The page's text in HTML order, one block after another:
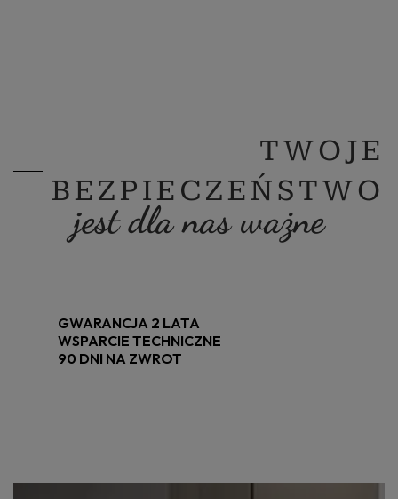
TWOJE
BEZPIECZEŃSTWO
jest dla nas ważne
GWARANCJA 2 LATA
WSPARCIE TECHNICZNE
90 DNI NA ZWROT